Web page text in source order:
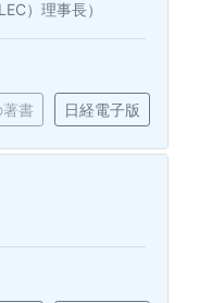
）理事長）
著書 日経電子版